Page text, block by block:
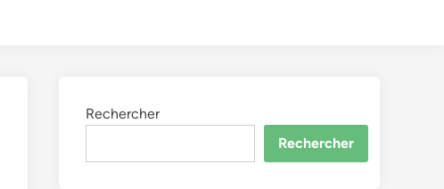
Rechercher
Rechercher